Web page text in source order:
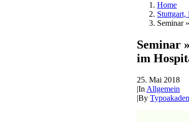
Home
Seminar
Seminar
im
25. Mai 2018
|In Allgemein
|By